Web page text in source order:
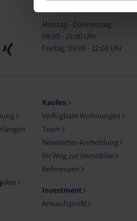
Linked in
Xing
Montag - Donnerstag:
09:00 - 15:00 Uhr
Freitag: 09:00 - 12:00 Uhr
Kaufen
Verfügbare Wohnungen
Team
Newsletter-Anmeldung
Ihr Weg zur Immobilie
Referenzen
Investment
Ankaufsprofil